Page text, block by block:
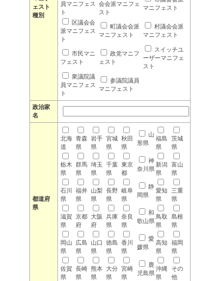
ェスト
種別
員マニフェス
ト
会会派マニフェ
スト
マニフェスト
区議会会
派マニフェス
ト
町議会会派
マニフェスト
村議会会派
マニフェスト
市民マニ
フェスト
政党マニフ
ェスト
スイッチユ
ーザーマニフェ
スト
衆議院議
員マニフェス
ト
参議院議員
マニフェスト
政治家
名
都道府
県
北海
道
青森
県
岩手
県
宮城
県
秋田
県
山
形県
福島
県
茨城
県
栃木
県
群馬
県
埼玉
県
千葉
県
東京
都
神
奈川県
新潟
県
富山
県
石川
県
福井
県
山梨
県
長野
県
岐阜
県
静
岡県
愛知
県
三重
県
滋賀
県
京都
府
大阪
府
兵庫
県
奈良
県
和
歌山県
鳥取
県
島根
県
岡山
県
広島
県
山口
県
徳島
県
香川
県
愛
媛県
高知
県
福岡
県
佐賀
県
長崎
県
熊本
県
大分
県
宮崎
県
鹿
児島県
沖縄
県
その
他